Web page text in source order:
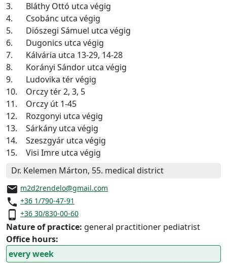
3.
Bláthy Ottó utca végig
4.
Csobánc utca végig
5.
Diószegi Sámuel utca végig
6.
Dugonics utca végig
7.
Kálvária utca 13-29, 14-28
8.
Korányi Sándor utca végig
9.
Ludovika tér végig
10.
Orczy tér 2, 3, 5
11.
Orczy út 1-45
12.
Rozgonyi utca végig
13.
Sárkány utca végig
14.
Szeszgyár utca végig
15.
Visi Imre utca végig
Dr. Kelemen Márton, 55. medical district
email m2d2rendelo@gmail.com
phone +36 1/790-47-91
phone_android +36 30/830-00-60
Nature of practice: general practitioner pediatrist
Office hours:
every week